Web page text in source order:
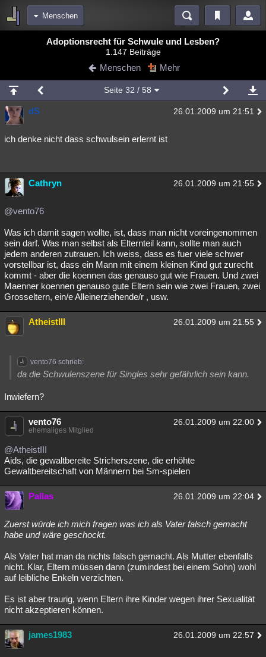
Menschen
Blogs Videos
Chat Wiki Neuigkeiten
meine Rubriken
Menschen Mystery Kriminalfälle
Spiritualität Verschwörungen Technologie
weitere Rubriken
Philosophie
Musik Clash Verbesserungen Allmystery English
Übersichten
Besucht Teilgenommen Alle Neue Geschlossen
Lesenswert Schlüsselwörter
Adoptionsrecht für Schwule und Lesben?
1.147 Beiträge
Menschen Mehr
Seite 32 / 58
dS 26.01.2009 um 21:51
ich denke nicht dass schwulsein erlernt ist
Cathryn 26.01.2009 um 21:55
@vento76
Was ich damit sagen wollte, ist, dass man nicht voreingenommen
sein darf. Was man selbst als Elternteil kann, sollte man auch
jedem anderen zutrauen. Ich weiss, dass es fuer viele schwer
vorstellbar ist, dass ein Mann mit einem kleinen Kind gut zurecht
kommt - aber die koennen das genauso gut wie Frauen. Und zwei
Maenner koennen genauso gute Eltern sein wie zwei Frauen, zwei
Grosseltern, ein/e Alleinerziehende/r , usw.
AtheistIII 26.01.2009 um 21:55
vento76 schrieb:
da die Schwulenszene für Singles sehr gefährlich sein kann.
Inwiefern?
vento76 26.01.2009 um 22:00
ehemaliges Mitglied
@AtheistIII
Aids, die gewaltbereite Stricherszene, die erhöhte
Gewaltbereitschaft von Männern bei Sm-spielen
Pallas 26.01.2009 um 22:04
Zuerst würde ich mich fragen was ich als Vater falsch gemacht
habe und wäre geschockt.
Als Vater hat man da nichts falsch gemacht. Als Mutter ebenfalls
nicht. Klar, Eltern müssen dann (zumindest bei einem Sohn) wohl
auf leibliche Enkeln verzichten.
Es ist aber traurig, wenn Eltern ihre Kinder wegen ihrer Sexualität
nicht akzeptieren können.
james1983 26.01.2009 um 22:57